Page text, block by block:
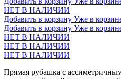
НЕТ В НАЛИЧИИ
Добавить в корзину Уже в
Добавить в корзину Уже в
НЕТ В НАЛИЧИИ
НЕТ В НАЛИЧИИ
НЕТ В НАЛИЧИИ
Прямая рубашка с